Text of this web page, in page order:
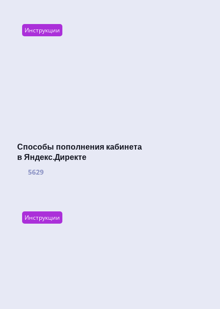
Инструкции
Способы пополнения кабинета
в Яндекс.Директе
5629
Инструкции